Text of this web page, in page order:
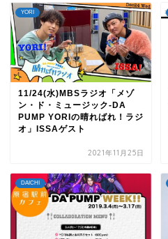
YORI
11/24(水)MBSラジオ「メゾ
ン・ド・ミュージック‐DA
PUMP YORIの晴ればれ！ラジ
オ」ISSAゲスト
2021年11月25日
DAICHI